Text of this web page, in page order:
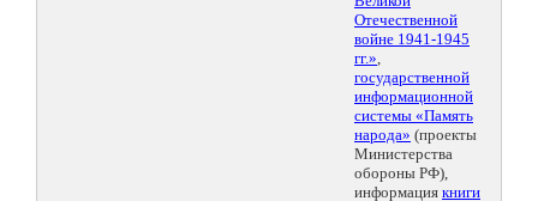
Отечественной
войне 1941-1945
гг.»,
государственной
информационной
системы «Память
народа» (проекты
Министерства
обороны РФ),
информация книги